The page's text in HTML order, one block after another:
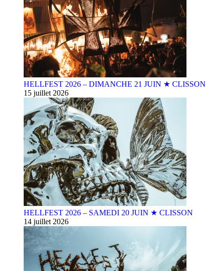
HELLFEST 2026 – DIMANCHE 21 JUIN ★ CLISSON
15 juillet 2026
HELLFEST 2026 – SAMEDI 20 JUIN ★ CLISSON
14 juillet 2026